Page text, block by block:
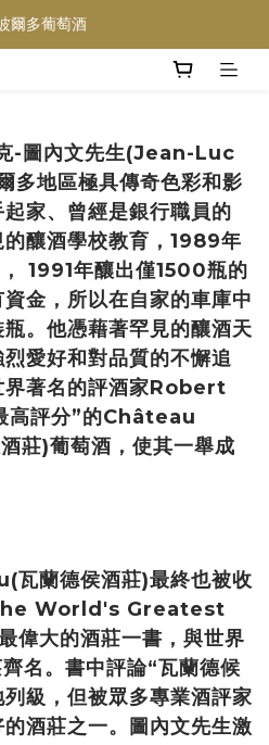
(不限支數) 皆可享免費送貨
爾多葡萄酒
-圖內文先生(Jean-Luc
地區極具傳奇色彩和影
家、曾經是銀行職員的
釀酒學校教育，1989年
1991年釀出僅1500瓶的
金，所以在自家的車庫中
。他憑藉著罕見的釀酒天
愛好和對品質的不懈追
界著名的評酒家Robert
高評分”的Château
莊)葡萄酒，使其一舉成
蘭德侯酒莊)最終也被收
World's Greatest
大的酒莊一書，與世界
名。書中評論“瓦蘭德候
級，但被眾多專業酒評家
酒莊之一。圖內文先生激